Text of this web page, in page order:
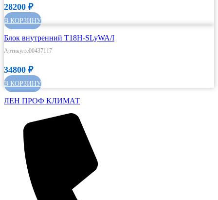
28200 ₽
В КОРЗИНУ
Блок внутренний T18H-SLyWA/I
Артикул:e00437117
34800 ₽
В КОРЗИНУ
ЛЕН ПРОФ КЛИМАТ